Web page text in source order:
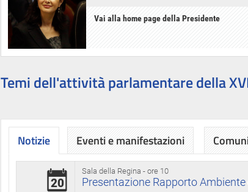
Vai alla home page della Presidente
Temi dell'attività parlamentare della
Notizie
Sala della Regina - ore 10
20 Presentazione Rapporto
Eventi e manifestazioni